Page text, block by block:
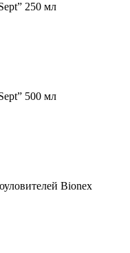
250 мл
500 мл
Bionex